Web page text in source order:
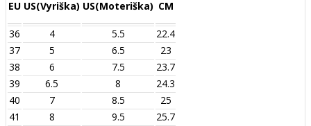
EU US(Vyriška) US(Moteriška) CM
36 4 5.5
22.4
37
5 6.5
23
38
6 7.5
23.7
39
6.5 8
24.3
40
7 8.5
25
41
8 9.5
25.7